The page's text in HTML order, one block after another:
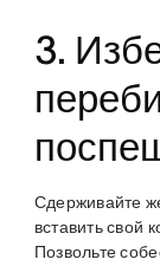
3.
Сдерживайте
вставить свой
Позвольте